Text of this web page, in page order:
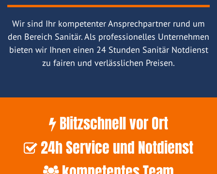
Wir sind Ihr kompetenter Ansprechpartner rund um
den Bereich Sanitär. Als professionelles Unternehmen
bieten wir Ihnen einen 24 Stunden Sanitär Notdienst
zu fairen und verlässlichen Preisen.
Blitzschnell vor Ort
24h Service und Notdienst